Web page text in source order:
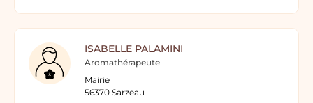
ISABELLE PALAMINI
Aromathérapeute
Mairie
56370 Sarzeau